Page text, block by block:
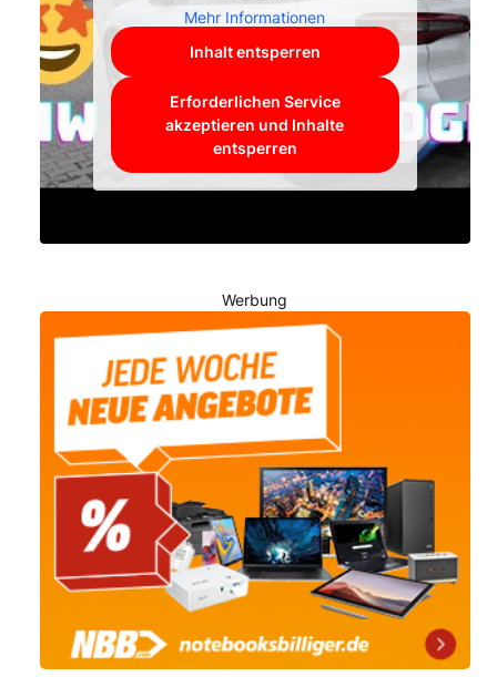
Mehr Informationen
Inhalt entsperren
Erforderlichen Service
akzeptieren und Inhalte
entsperren
Werbung